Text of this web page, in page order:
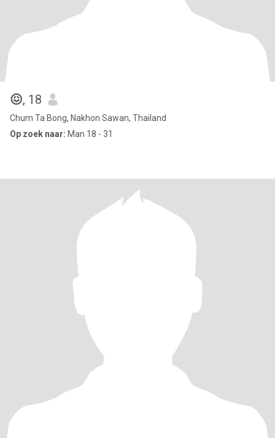
😖, 18
Chum Ta Bong, Nakhon Sawan, Thailand
Op zoek naar: Man 18 - 31